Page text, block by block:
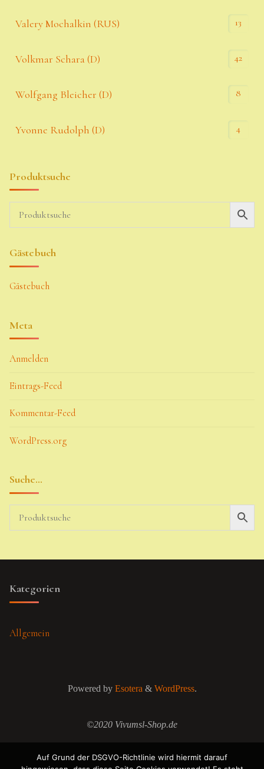
Valery Mochalkin (RUS) 13
Volkmar Schara (D) 42
Wolfgang Bleicher (D) 8
Yvonne Rudolph (D) 4
Produktsuche
Gästebuch
Gästebuch
Meta
Anmelden
Eintrags-Feed
Kommentar-Feed
WordPress.org
Suche…
Kategorien
Allgemein
Powered byEsotera& WordPress.
©2020 Vivumsl-Shop.de
Auf Grund der DSGVO-Richtlinie wird hiermit darauf